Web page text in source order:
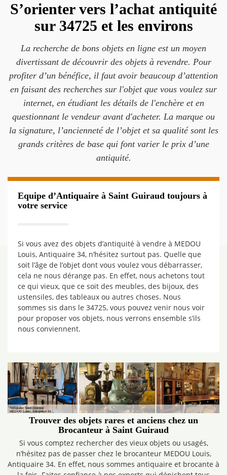
S’orienter vers l’achat antiquité
sur 34725 et les environs
La recherche de bons objets en ligne est un moyen
divertissant de découvrir des objets à revendre. Pour
profiter d’un bénéfice, il faut avoir beaucoup d’attention
en faisant des recherches sur l'objet que vous voulez sur
internet, en étudiant les détails de l'enchère et en
questionnant le vendeur avant d'acheter. La marque ou
la signature, l’ancienneté de l’objet et sa qualité sont les
grands critères de base qui font varier le prix d’une
antiquité.
Equipe d’Antiquaire à Saint Guiraud toujours à
votre service
Si vous avez des objets d’antiquité à vendre à MEDOU
Louis, Antiquaire 34, n’hésitez surtout pas. Quelle que
soit l’âge de l’objet dont vous voulez vous débarrasser,
cela ne nous dérange pas. En effet, nous achetons tout
ce qui vieux, que ce soit des meubles, des bijoux, des
ustensiles, des tableaux ou autres choses. Nous
sommes sis dans le 34725, vous pouvez venir nous voir
pour proposer vos objets, nous verrons ensemble s’ils
nous conviennent.
Trouver des objets rares et anciens chez un
Brocanteur à Saint Guiraud
Si vous comptez rechercher des vieux objets ou usagés,
n’hésitez pas de passer chez le brocanteur MEDOU Louis,
Antiquaire 34. En effet, nous sommes antiquaire et brocante à